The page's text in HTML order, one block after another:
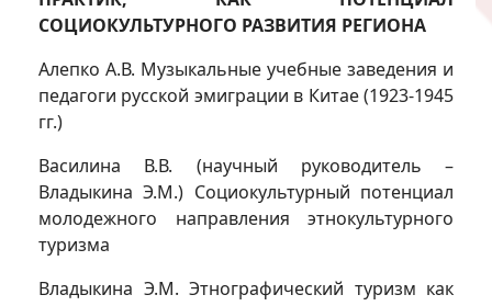
СОЦИОКУЛЬТУРНОГО РАЗВИТИЯ РЕГИОНА
Алепко А.В. Музыкальные учебные заведения и
педагоги русской эмиграции в Китае (1923-1945
гг.)
Василина В.В. (научный руководитель –
Владыкина Э.М.) Социокультурный потенциал
молодежного направления этнокультурного
туризма
Владыкина Э.М. Этнографический туризм как